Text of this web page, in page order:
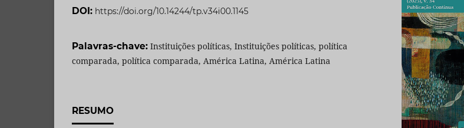
DOI: https://doi.org/10.14244/tp.v34i00.1145
Palavras-chave: Instituições políticas, Instituições políticas, política
comparada, política comparada, América Latina, América Latina
RESUMO